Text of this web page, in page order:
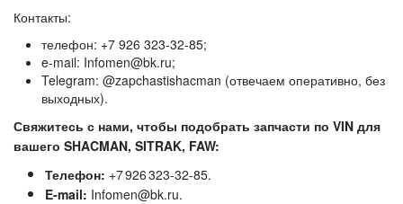
Контакты:
телефон: +7 926 323‑32‑85;
e‑mail: Infomen@bk.ru;
Telegram: @zapchastishacman (отвечаем оперативно, без
выходных).
Свяжитесь с нами, чтобы подобрать запчасти по VIN для
вашего SHACMAN, SITRAK, FAW:
Телефон: +7 926 323‑32‑85.
E‑mail: Infomen@bk.ru.